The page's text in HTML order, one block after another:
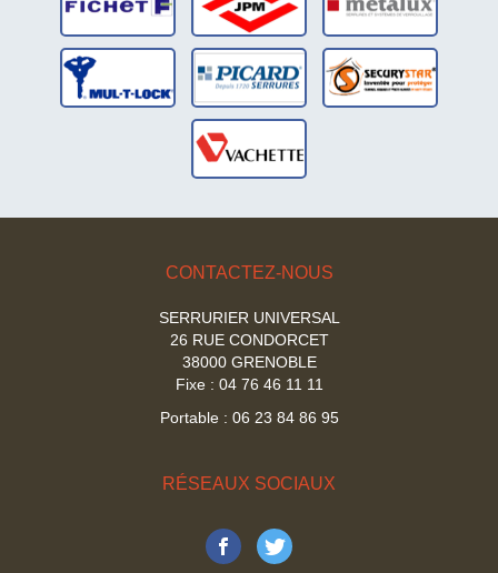
serrures JPM
serrures
METALUX
dépannage
serrures
MUL-T-LOCK
dépannage
serrures
VACHETTE
CONTACTEZ-NOUS
SERRURIER UNIVERSAL
26 RUE CONDORCET
38000 GRENOBLE
Fixe : 04 76 46 11 11
Portable : 06 23 84 86 95
RÉSEAUX SOCIAUX